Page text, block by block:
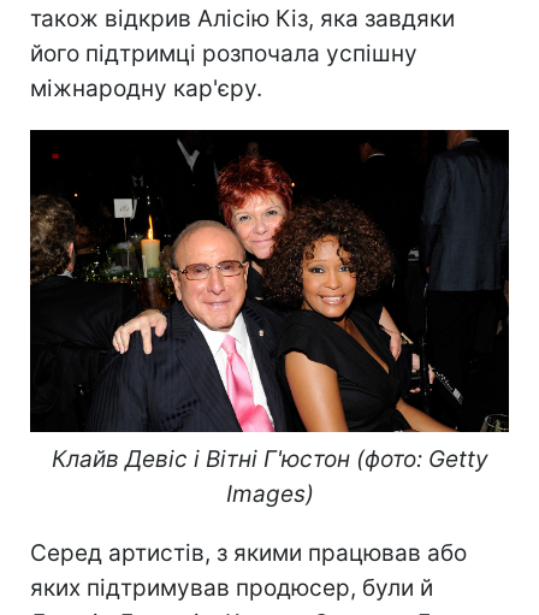
також відкрив Алісію Кіз, яка завдяки
його підтримці розпочала успішну
міжнародну кар'єру.
Клайв Девіс і Вітні Г'юстон (фото: Getty
Images)
Серед артистів, з якими працював або
яких підтримував продюсер, були й